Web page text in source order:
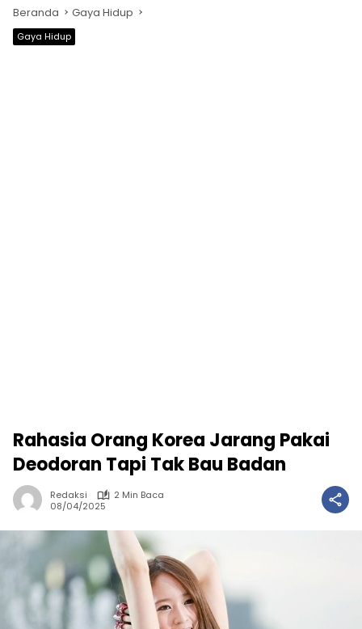
Beranda Gaya Hidup
Gaya Hidup
Rahasia Orang Korea Jarang Pakai
Deodoran Tapi Tak Bau Badan
Redaksi
2 Min Baca
08/04/2025